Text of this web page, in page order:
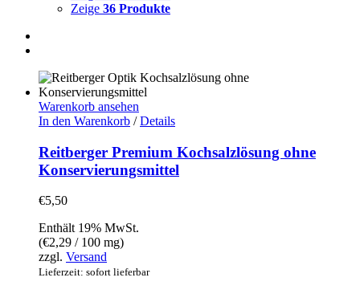
Zeige 36 Produkte
Warenkorb ansehen
In den Warenkorb / Details
Reitberger Premium Kochsalzlösung ohne
Konservierungsmittel
€5,50
Enthält 19% MwSt.
(€2,29 / 100 mg)
zzgl. Versand
Lieferzeit: sofort lieferbar